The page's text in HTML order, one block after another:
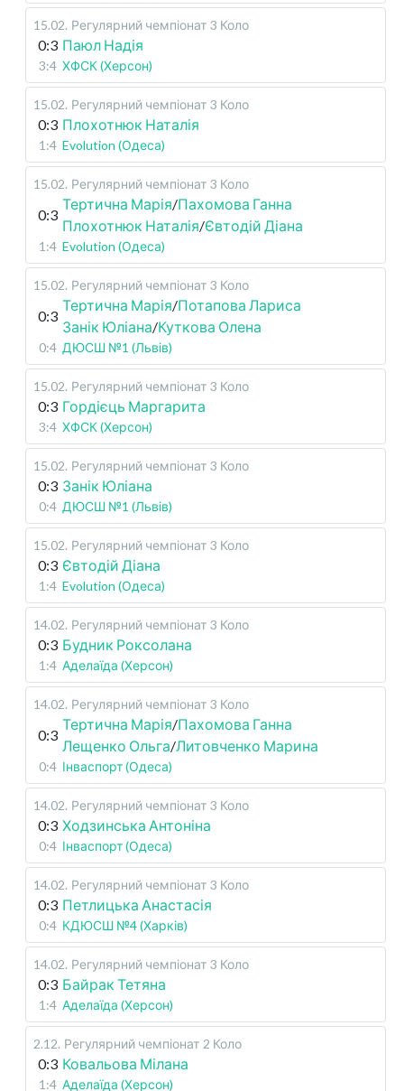
15.02. Регулярний чемпіонат 3 Коло
0:3 Паюл Надія
3:4 ХФСК (Херсон)
15.02. Регулярний чемпіонат 3 Коло
0:3 Плохотнюк Наталія
1:4 Evolution (Одеса)
15.02. Регулярний чемпіонат 3 Коло
0:3
Тертична Марія/Пахомова Ганна
Плохотнюк Наталія/Євтодій Діана
1:4 Evolution (Одеса)
15.02. Регулярний чемпіонат 3 Коло
0:3
Тертична Марія/Потапова Лариса
Занік Юліана/Куткова Олена
0:4 ДЮСШ №1 (Львів)
15.02. Регулярний чемпіонат 3 Коло
0:3 Гордієць Маргарита
3:4 ХФСК (Херсон)
15.02. Регулярний чемпіонат 3 Коло
0:3 Занік Юліана
0:4 ДЮСШ №1 (Львів)
15.02. Регулярний чемпіонат 3 Коло
0:3 Євтодій Діана
1:4 Evolution (Одеса)
14.02. Регулярний чемпіонат 3 Коло
0:3 Будник Роксолана
1:4 Аделаїда (Херсон)
14.02. Регулярний чемпіонат 3 Коло
0:3
Тертична Марія/Пахомова Ганна
Лещенко Ольга/Литовченко Марина
0:4 Інваспорт (Одеса)
14.02. Регулярний чемпіонат 3 Коло
0:3 Ходзинська Антоніна
0:4 Інваспорт (Одеса)
14.02. Регулярний чемпіонат 3 Коло
0:3 Петлицька Анастасія
0:4 КДЮСШ №4 (Харків)
14.02. Регулярний чемпіонат 3 Коло
0:3 Байрак Тетяна
1:4 Аделаїда (Херсон)
2.12. Регулярний чемпіонат 2 Коло
0:3 Ковальова Мілана
1:4 Аделаїда (Херсон)